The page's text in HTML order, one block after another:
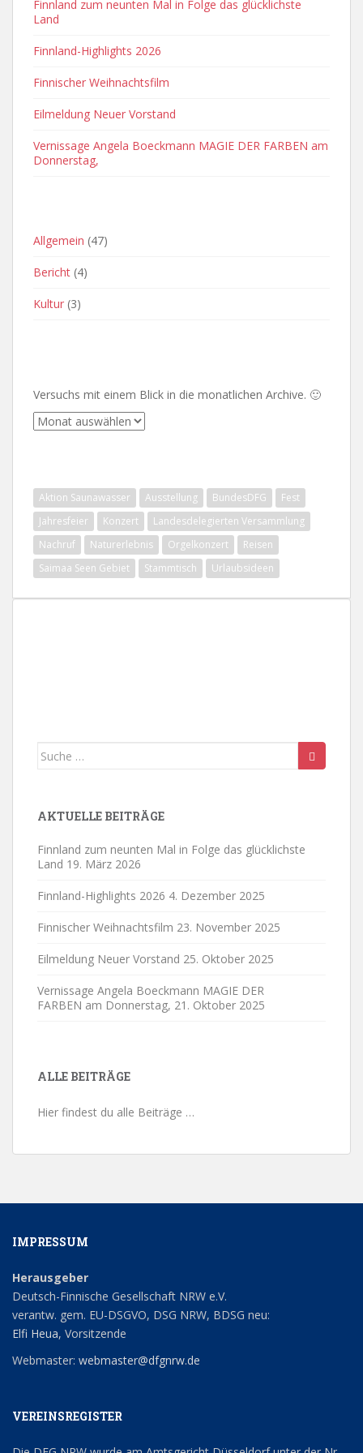
Finnland zum neunten Mal in Folge das glücklichste
Land
Finnland-Highlights 2026
Finnischer Weihnachtsfilm
Eilmeldung Neuer Vorstand
Vernissage Angela Boeckmann MAGIE DER FARBEN am
Donnerstag,
Allgemein (47)
Bericht (4)
Kultur (3)
Versuchs mit einem Blick in die monatlichen Archive. 🙂
Archive
Aktion Saunawasser Ausstellung BundesDFG
Fest
Jahresfeier
Konzert
Landesdelegierten Versammlung
Nachruf
Naturerlebnis Orgelkonzert
Reisen
Saimaa Seen Gebiet
Stammtisch Urlaubsideen
Suche
AKTUELLE BEITRÄGE
Finnland zum neunten Mal in Folge das glücklichste
Land 19. März 2026
Finnland-Highlights 2026 4. Dezember 2025
Finnischer Weihnachtsfilm 23. November 2025
Eilmeldung Neuer Vorstand 25. Oktober 2025
Vernissage Angela Boeckmann MAGIE DER
FARBEN am Donnerstag, 21. Oktober 2025
ALLE BEITRÄGE
Hier findest du alle Beiträge …
IMPRESSUM
Herausgeber
Deutsch-Finnische Gesellschaft NRW e.V.
verantw. gem. EU-DSGVO, DSG NRW, BDSG neu:
Elfi Heua, Vorsitzende
Webmaster: webmaster@dfgnrw.de
VEREINSREGISTER